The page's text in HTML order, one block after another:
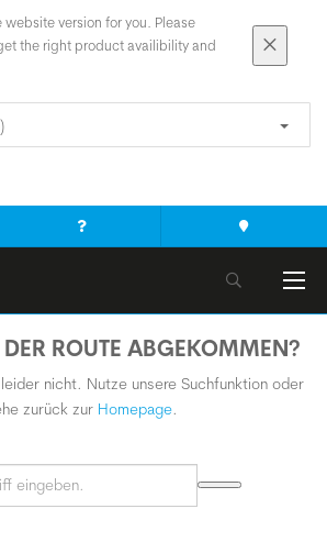
website version for you. Please
the right product availibility and
ROUTE ABGEKOMMEN?
nicht. Nutze unsere Suchfunktion oder
zurück zur Homepage.